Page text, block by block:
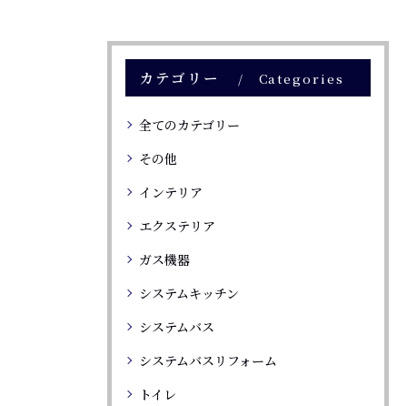
カテゴリー Categories
全てのカテゴリー
その他
インテリア
エクステリア
ガス機器
システムキッチン
システムバス
システムバスリフォーム
トイレ